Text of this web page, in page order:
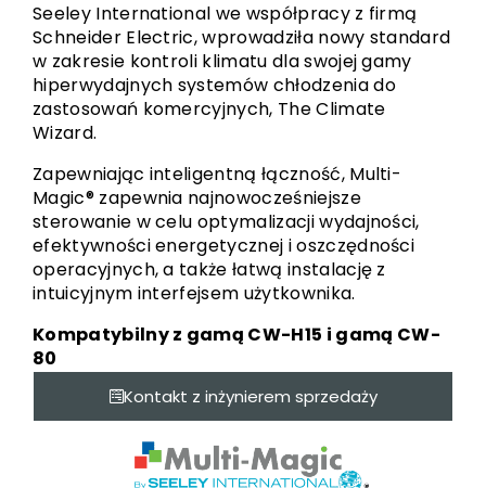
Seeley International we współpracy z firmą
Schneider Electric, wprowadziła nowy standard
w zakresie kontroli klimatu dla swojej gamy
hiperwydajnych systemów chłodzenia do
zastosowań komercyjnych, The Climate
Wizard.
Zapewniając inteligentną łączność, Multi-
Magic® zapewnia najnowocześniejsze
sterowanie w celu optymalizacji wydajności,
efektywności energetycznej i oszczędności
operacyjnych, a także łatwą instalację z
intuicyjnym interfejsem użytkownika.
Kompatybilny z gamą CW-H15 i gamą CW-
80
Kontakt z inżynierem sprzedaży